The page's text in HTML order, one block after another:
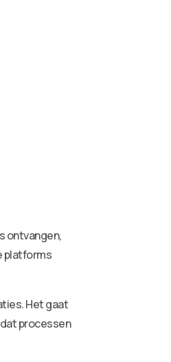
ontvangen,
platforms
Het gaat
processen